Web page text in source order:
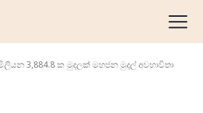
3,884.8 ක මුදලක් මහජන මුදල් අවභාවිතා